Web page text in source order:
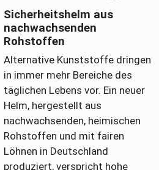
Sicherheitshelm aus
nachwachsenden
Rohstoffen
Alternative Kunststoffe dringen
in immer mehr Bereiche des
täglichen Lebens vor. Ein neuer
Helm, hergestellt aus
nachwachsenden, heimischen
Rohstoffen und mit fairen
Löhnen in Deutschland
produziert, verspricht hohe